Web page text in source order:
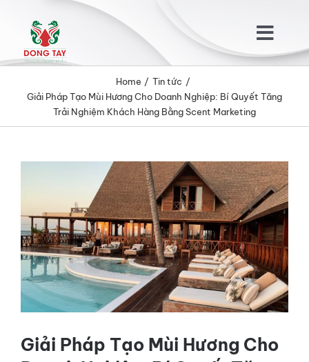
content
KHÁCH HÀNG
TIN TỨC
LIÊN HỆ
Home
Tin tức
Giải Pháp Tạo Mùi Hương Cho Doanh Nghiệp: Bí Quyết Tăng
Trải Nghiệm Khách Hàng Bằng Scent Marketing
Giải Pháp Tạo Mùi Hương Cho